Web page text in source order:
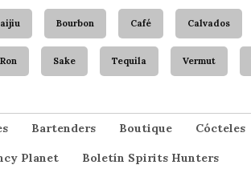
Bourbon Café Calvados
Ron Sake Tequila Vermut
Bartenders Boutique Cócteles
Planet Boletín Spirits Hunters